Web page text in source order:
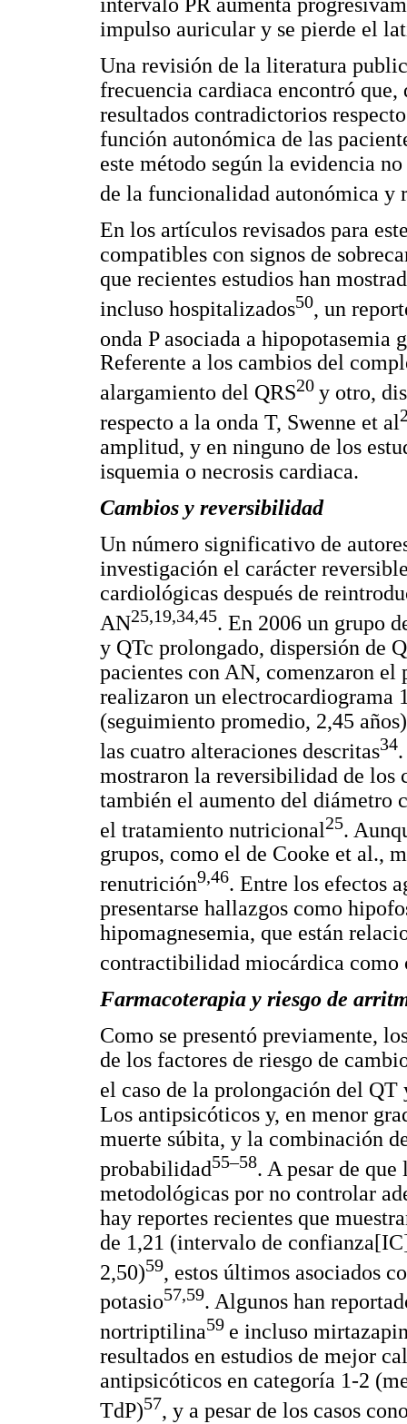
intervalo PR aumenta
impulso auricular y se pierde el
Una revisión de la literatura
frecuencia cardiaca encontró
resultados contradictorios
función autonómica de las
este método según la evidencia
de la funcionalidad autonómica y
En los artículos revisados para
compatibles con signos de
que recientes estudios han
incluso hospitalizados50, un
onda P asociada a hipopotasemia
Referente a los cambios del
alargamiento del QRS20 y otro,
respecto a la onda T, Swenne et al
amplitud, y en ninguno de los
isquemia o necrosis cardiaca.
Cambios y reversibilidad
Un número significativo de
investigación el carácter
cardiológicas después de
AN25,19,34,45. En 2006 un grupo
y QTc prolongado, dispersión de
pacientes con AN, comenzaron
realizaron un electrocardiograma
(seguimiento promedio, 2,45
las cuatro alteraciones descritas34
mostraron la reversibilidad de los
también el aumento del diámetro
el tratamiento nutricional25.
grupos, como el de Cooke et al.,
renutrición9,46. Entre los efectos
presentarse hallazgos como
hipomagnesemia, que están
contractibilidad miocárdica como
Farmacoterapia y riesgo de
Como se presentó previamente,
de los factores de riesgo de
el caso de la prolongación del
Los antipsicóticos y, en menor
muerte súbita, y la combinación
probabilidad55–58. A pesar de
metodológicas por no controlar
hay reportes recientes que
de 1,21 (intervalo de
2,50)59, estos últimos asociados
potasio57,59. Algunos han
nortriptilina59 e incluso
resultados en estudios de mejor
antipsicóticos en categoría 1-2
TdP)57, y a pesar de los casos